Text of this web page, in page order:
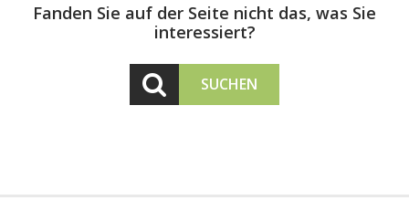
Fanden Sie auf der Seite nicht das, was Sie
interessiert?
SUCHEN